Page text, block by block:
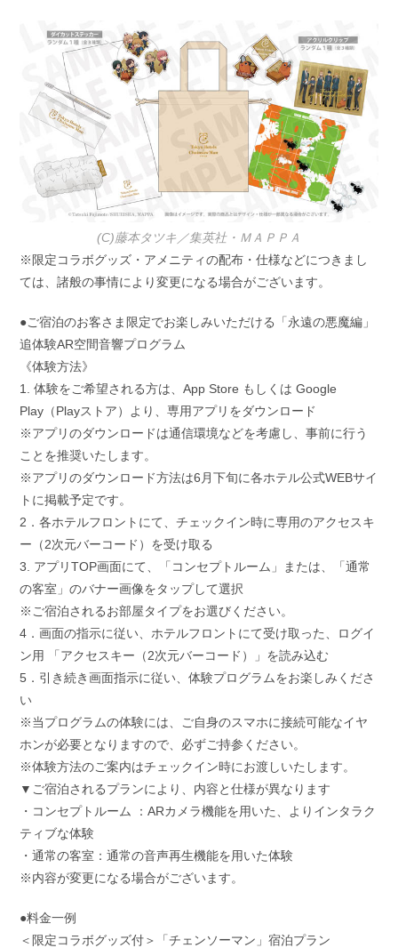
(C)藤本タツキ／集英社・ＭＡＰＰＡ
※限定コラボグッズ・アメニティの配布・仕様などにつきまし
ては、諸般の事情により変更になる場合がございます。
●ご宿泊のお客さま限定でお楽しみいただける「永遠の悪魔編」
追体験AR空間音響プログラム
《体験方法》
1. 体験をご希望される方は、App Store もしくは Google
Play（Playストア）より、専用アプリをダウンロード
※アプリのダウンロードは通信環境などを考慮し、事前に行う
ことを推奨いたします。
※アプリのダウンロード方法は6月下旬に各ホテル公式WEBサイ
トに掲載予定です。
2．各ホテルフロントにて、チェックイン時に専用のアクセスキ
ー（2次元バーコード）を受け取る
3. アプリTOP画面にて、「コンセプトルーム」または、「通常
の客室」のバナー画像をタップして選択
※ご宿泊されるお部屋タイプをお選びください。
4．画面の指示に従い、ホテルフロントにて受け取った、ログイ
ン用 「アクセスキー（2次元バーコード）」を読み込む
5．引き続き画面指示に従い、体験プログラムをお楽しみくださ
い
※当プログラムの体験には、ご自身のスマホに接続可能なイヤ
ホンが必要となりますので、必ずご持参ください。
※体験方法のご案内はチェックイン時にお渡しいたします。
▼ご宿泊されるプランにより、内容と仕様が異なります
・コンセプトルーム ：ARカメラ機能を用いた、よりインタラク
ティブな体験
・通常の客室：通常の音声再生機能を用いた体験
※内容が変更になる場合がございます。
●料金一例
＜限定コラボグッズ付＞「チェンソーマン」宿泊プラン